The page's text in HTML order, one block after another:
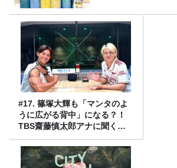
#17. 篠塚大輝も「マンタのよ
うに広がる背中」になる？！
TBS齋藤慎太郎アナに聞くメ
ンズフィジークの魅力！！